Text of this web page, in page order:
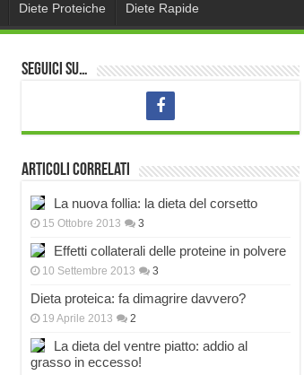
Diete Proteiche Diete Rapide
Seguici su…
Articoli correlati
La nuova follia: la dieta del corsetto
15 Ottobre 2013 3
Effetti collaterali delle proteine in polvere
10 Settembre 2013 3
Dieta proteica: fa dimagrire davvero?
19 Aprile 2013 2
La dieta del ventre piatto: addio al
grasso in eccesso!